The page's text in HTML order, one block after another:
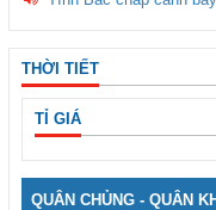
THỜI TIẾT
TỈ GIÁ
QUÂN CHỦNG - QUÂN